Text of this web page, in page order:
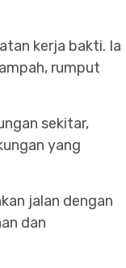
kerja bakti. Ia
rumput
sekitar,
yang
jalan dengan
dan